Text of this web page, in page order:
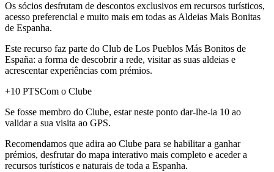
Os sócios desfrutam de descontos exclusivos em recursos turísticos,
acesso preferencial e muito mais em todas as Aldeias Mais Bonitas
de Espanha.
Este recurso faz parte do Club de Los Pueblos Más Bonitos de
España: a forma de descobrir a rede, visitar as suas aldeias e
acrescentar experiências com prémios.
+10 PTSCom o Clube
Se fosse membro do Clube, estar neste ponto dar-lhe-ia 10 ao
validar a sua visita ao GPS.
Recomendamos que adira ao Clube para se habilitar a ganhar
prémios, desfrutar do mapa interativo mais completo e aceder a
recursos turísticos e naturais de toda a Espanha.